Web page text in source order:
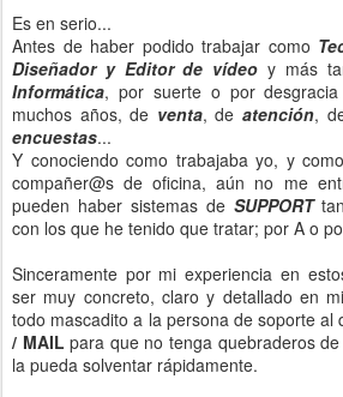
Es en serio...
Antes de haber podido trabajar como
Diseñador y Editor de vídeo y más
Informática, por suerte o por
muchos años, de venta, deatención,
encuestas...
Y conociendo como trabajaba yo, y
compañer@s de oficina, aún no me
pueden haber sistemas de SUPPORT
con los que he tenido que tratar; por A o
Sinceramente por mi experiencia en
ser muy concreto, claro y detallado en
todo mascadito a la persona de soporte al
/ MAIL para que no tenga quebraderos
la pueda solventar rápidamente.